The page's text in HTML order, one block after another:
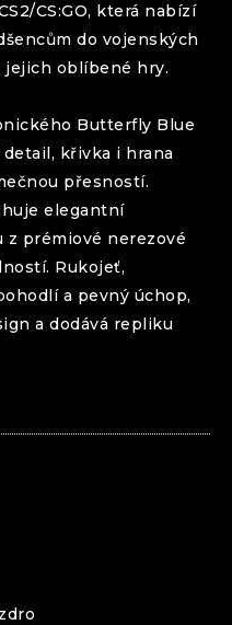
CS:GO, která nabízí
do vojenských
oblíbené hry.
Butterfly Blue
detail, křivka i hrana
přesností.
elegantní
z prémiové nerezové
Rukojeť,
a pevný úchop,
a dodává repliku